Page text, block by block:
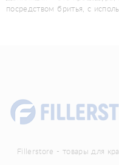
посредством бритья, с
Fillerstore - товары для